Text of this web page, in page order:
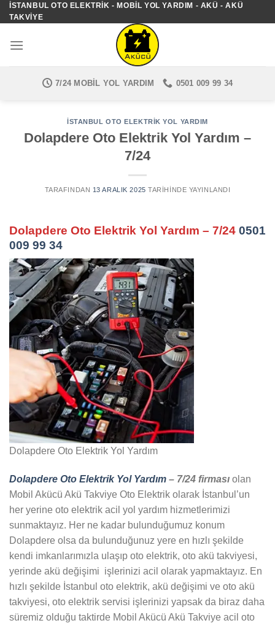
İçeriğe
atla
İSTANBUL OTO ELEKTRIK - MOBIL YOL YARDIM - AKÜ - AKÜ
TAKVIYE
7/24 MOBIL YOL YARDIM 0501 009 99 34
İSTANBUL OTO ELEKTRIK YOL YARDIM
Dolapdere Oto Elektrik Yol Yardım –
7/24
TARAFINDAN 13 ARALIK 2025 TARIHINDE YAYINLANDI
Dolapdere Oto Elektrik Yol Yardım – 7/24 0501
009 99 34
Dolapdere Oto Elektrik Yol Yardım
Dolapdere Oto Elektrik Yol Yardım – 7/24 firması olan
Mobil Akücü Akü Takviye Oto Elektrik olarak İstanbul’un
her yerine oto elektrik acil yol yardım hizmetlerimizi
sunmaktayız. Her ne kadar bulunduğumuz konum
Dolapdere olsa da bulunduğunuz yere en hızlı şekilde
kendi imkanlarımızla ulaşıp oto elektrik, oto akü takviyesi,
yerinde akü değişimi işlerinizi acil olarak yapmaktayız. En
hızlı şekilde İstanbul oto elektrik, akü değişimi ve oto akü
takviyesi, oto elektrik servisi işlerinizi yapsak da biraz daha
süremiz olduğu taktirde Mobil Akücü Akü Takviye acil oto